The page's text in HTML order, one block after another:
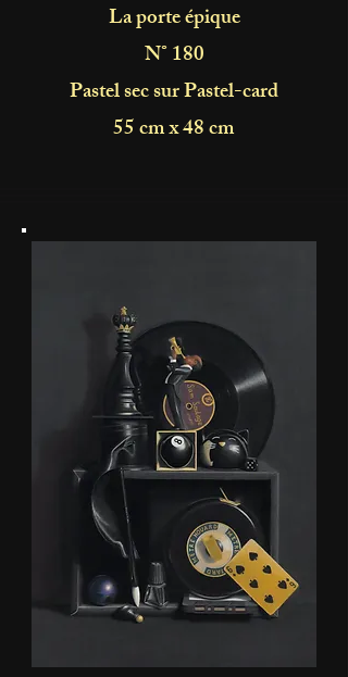
La porte épique
N° 180
Pastel sec sur Pastel-card
55 cm x 48 cm